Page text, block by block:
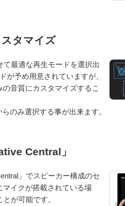
タマイズ
最適な再生モードを選択出
が予め用意されていますが、
音質にカスタマイズするこ
のみ選択する事が出来ます。
Central」
」でスピーカー構成のセ
イクが搭載されている場
が可能です。